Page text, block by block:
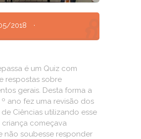
2018 ·
é um Quiz com
respostas sobre
gerais. Desta forma a
ano fez uma revisão dos
Ciências utilizando esse
criança começava
não soubesse responder